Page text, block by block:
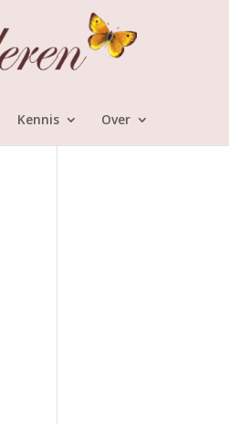
Kennis Over